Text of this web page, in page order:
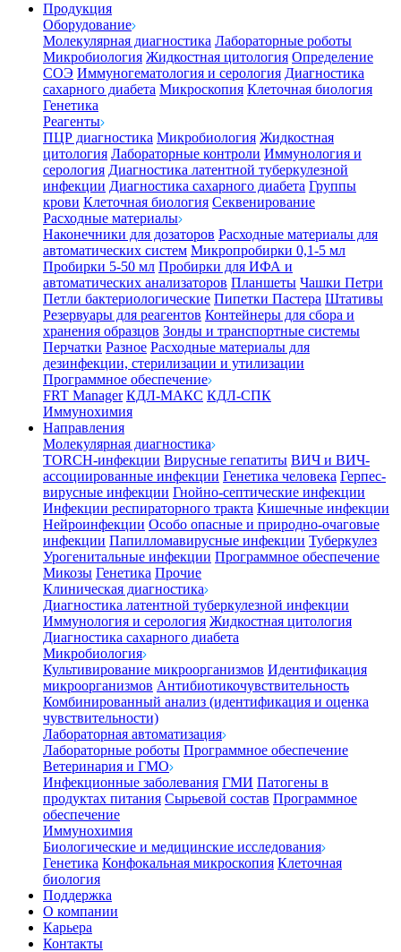
Продукция
Оборудование
Молекулярная диагностика Лабораторные роботы
Микробиология Жидкостная цитология Определение
СОЭ Иммуногематология и серология Диагностика
сахарного диабета Микроскопия Клеточная биология
Генетика
Реагенты
ПЦР диагностика Микробиология Жидкостная
цитология Лабораторные контроли Иммунология и
серология Диагностика латентной туберкулезной
инфекции Диагностика сахарного диабета Группы
крови Клеточная биология Секвенирование
Расходные материалы
Наконечники для дозаторов Расходные материалы для
автоматических систем Микропробирки 0,1-5 мл
Пробирки 5-50 мл Пробирки для ИФА и
автоматических анализаторов Планшеты Чашки Петри
Петли бактериологические Пипетки Пастера Штативы
Резервуары для реагентов Контейнеры для сбора и
хранения образцов Зонды и транспортные системы
Перчатки Разное Расходные материалы для
дезинфекции, стерилизации и утилизации
Программное обеспечение
FRT Manager КДЛ-МАКС КДЛ-СПК
Иммунохимия
Направления
Молекулярная диагностика
TORCH-инфекции Вирусные гепатиты ВИЧ и ВИЧ-
ассоциированные инфекции Генетика человека Герпес-
вирусные инфекции Гнойно-септические инфекции
Инфекции респираторного тракта Кишечные инфекции
Нейроинфекции Особо опасные и природно-очаговые
инфекции Папилломавирусные инфекции Туберкулез
Урогенитальные инфекции Программное обеспечение
Микозы Генетика Прочие
Клиническая диагностика
Диагностика латентной туберкулезной инфекции
Иммунология и серология Жидкостная цитология
Диагностика сахарного диабета
Микробиология
Культивирование микроорганизмов Идентификация
микроорганизмов Антибиотикочувствительность
Комбинированный анализ (идентификация и оценка
чувствительности)
Лабораторная автоматизация
Лабораторные роботы Программное обеспечение
Ветеринария и ГМО
Инфекционные заболевания ГМИ Патогены в
продуктах питания Сырьевой состав Программное
обеспечение
Иммунохимия
Биологические и медицинские исследования
Генетика Конфокальная микроскопия Клеточная
биология
Поддержка
О компании
Карьера
Контакты